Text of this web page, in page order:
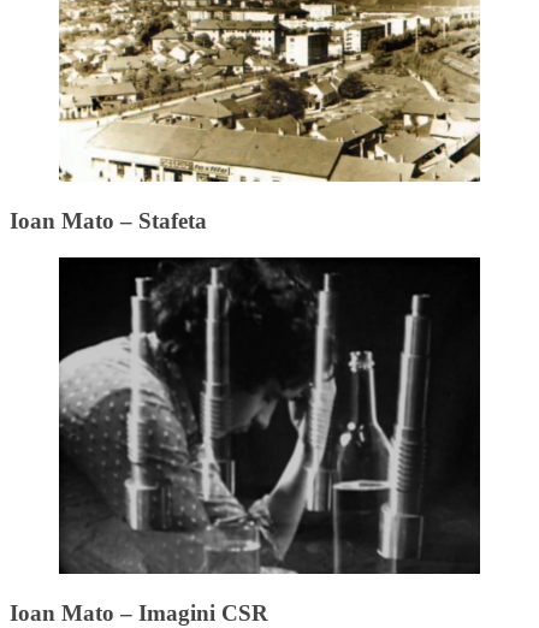
Ioan Mato – Stafeta
Ioan Mato – Imagini CSR